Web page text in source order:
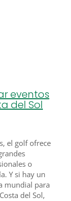
eventos
del Sol
el golf ofrece
o
Y si hay un
mundial para
del Sol,